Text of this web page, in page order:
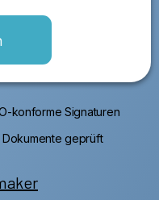
konforme Signaturen
Dokumente geprüft